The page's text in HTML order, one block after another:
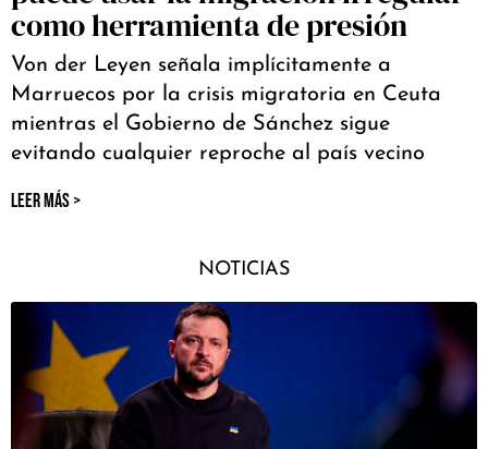
como herramienta de presión
Von der Leyen señala implícitamente a
Marruecos por la crisis migratoria en Ceuta
mientras el Gobierno de Sánchez sigue
evitando cualquier reproche al país vecino
LEER MÁS >
NOTICIAS